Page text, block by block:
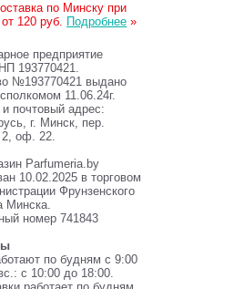
по Минску при
120 руб. Подробнее »
предприятие
193770421.
№193770421 выдано
11.06.24г.
почтовый адрес:
г. Минск, пер.
2, оф. 22.
Parfumeria.by
10.02.2025 в торговом
Фрунзенского
Минска.
номер 741843
по будням с 9:00
с 10:00 до 18:00.